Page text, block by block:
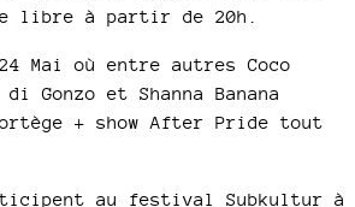
libre à partir de 20h.
Mai où entre autres Coco
di Gonzo et Shanna Banana
+ show After Pride tout
au festival Subkultur à